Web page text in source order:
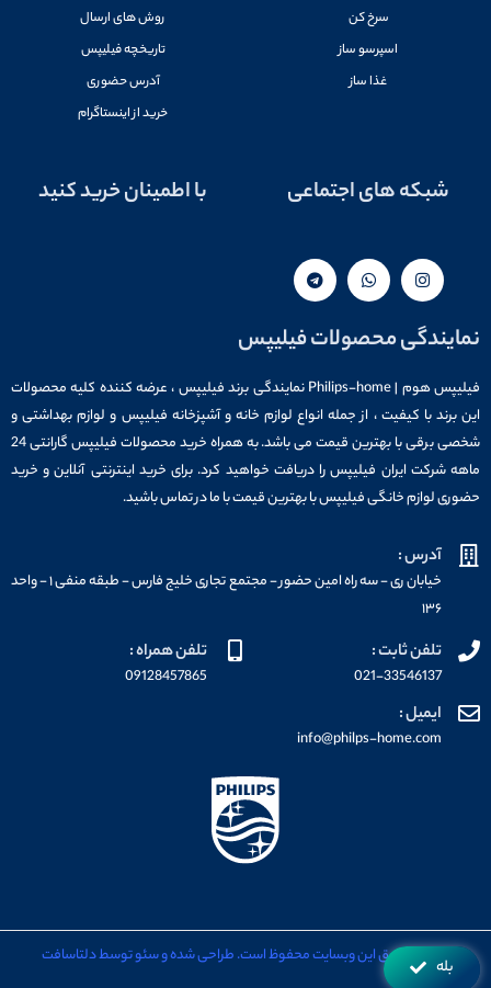
سرخ کن
اسپرسو ساز
غذا ساز
روش های ارسال
تاریخچه فیلیپس
آدرس حضوری
خرید از اینستاگرام
شبکه های اجتماعی با اطمینان خرید کنید
نمایندگی محصولات فیلیپس
فیلیپس هوم | Philips-home نمایندگی برند فیلیپس ، عرضه کننده کلیه محصولات
این برند با کیفیت ، از جمله انواع لوازم خانه و آشپزخانه فیلیپس و لوازم بهداشتی و
شخصی برقی با بهترین قیمت می باشد. به همراه خرید محصولات فیلیپس گارانتی 24
ماهه شرکت ایران فیلیپس را دریافت خواهید کرد. برای خرید اینترنتی آنلاین و خرید
حضوری لوازم خانگی فیلیپس با بهترین قیمت با ما در تماس باشید.
آدرس :
خیابان ری - سه راه امین حضور - مجتمع تجاری خلیج فارس - طبقه منفی ۱ - واحد
۱۳۶
تلفن ثابت :
021-33546137
تلفن همراه :
09128457865
ایمیل :
info@philps-home.com
تمامی حقوق این وبسایت محفوظ است. طراحی شده و سئو توسط دلتاسافتبله